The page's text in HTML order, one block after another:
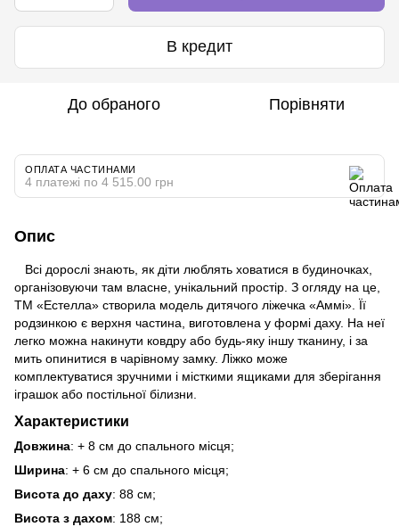
В кредит
До обраного Порівняти
ОПЛАТА ЧАСТИНАМИ
4 платежі по 4 515.00 грн
Опис
Всі дорослі знають, як діти люблять ховатися в будиночках,
організовуючи там власне, унікальний простір. З огляду на це,
ТМ «Естелла» створила модель дитячого ліжечка «Аммі». Її
родзинкою є верхня частина, виготовлена ​​у формі даху. На неї
легко можна накинути ковдру або будь-яку іншу тканину, і за
мить опинитися в чарівному замку. Ліжко може
комплектуватися зручними і місткими ящиками для зберігання
іграшок або постільної білизни.
Характеристики
Довжина: + 8 см до спального місця;
Ширина: + 6 см до спального місця;
Висота до даху: 88 см;
Висота з дахом: 188 см;